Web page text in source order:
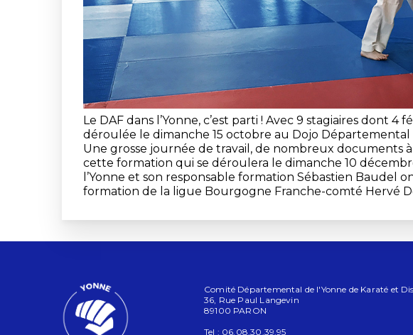
Le DAF dans l’Yonne, c’est parti ! Avec 9 stagiaires dont 4
déroulée le dimanche 15 octobre au Dojo Départemental
Une grosse journée de travail, de nombreux documents
cette formation qui se déroulera le dimanche 10
l’Yonne et son responsable formation Sébastien Baudel
formation de la ligue Bourgogne Franche-comté Hervé
Comité Départemental de l'Yonne de Karaté et
36, Rue Paul Langevin
89100 PARON
Tel : 06.08.30.39.95